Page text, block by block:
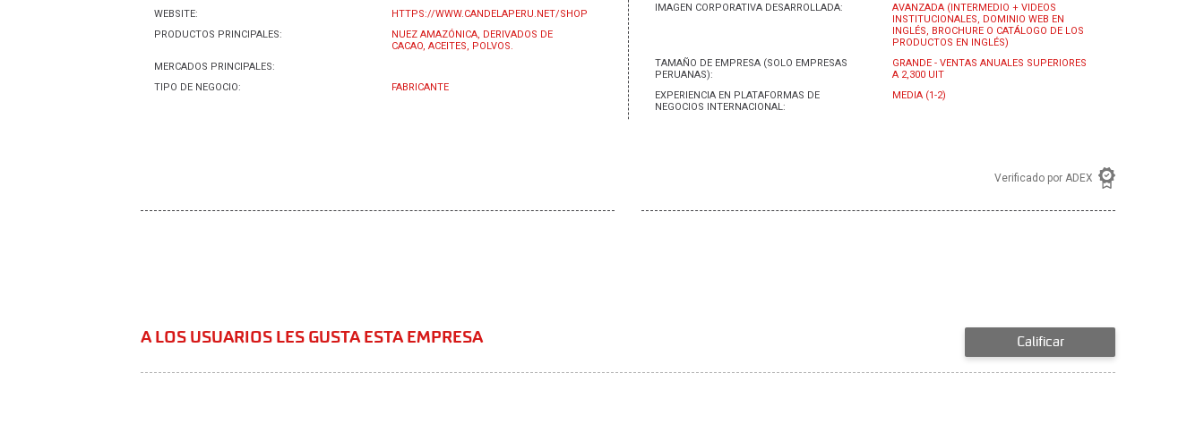
WEBSITE:
HTTPS://WWW.CANDELAPERU.NET/SHOP
PRODUCTOS PRINCIPALES:
NUEZ AMAZÓNICA, DERIVADOS DE
CACAO, ACEITES, POLVOS.
MERCADOS PRINCIPALES:
TIPO DE NEGOCIO:
FABRICANTE
IMAGEN CORPORATIVA DESARROLLADA:
AVANZADA (INTERMEDIO + VIDEOS
INSTITUCIONALES, DOMINIO WEB EN
INGLÉS, BROCHURE O CATÁLOGO DE LOS
PRODUCTOS EN INGLÉS)
TAMAÑO DE EMPRESA (SOLO EMPRESAS
PERUANAS):
GRANDE - VENTAS ANUALES SUPERIORES
A 2,300 UIT
EXPERIENCIA EN PLATAFORMAS DE
NEGOCIOS INTERNACIONAL:
MEDIA (1-2)
Verificado por ADEX
A LOS USUARIOS LES GUSTA ESTA EMPRESA Calificar